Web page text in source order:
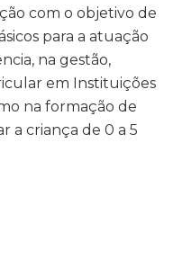
com o objetivo de
para a atuação
na gestão,
em Instituições
na formação de
a criança de 0 a 5